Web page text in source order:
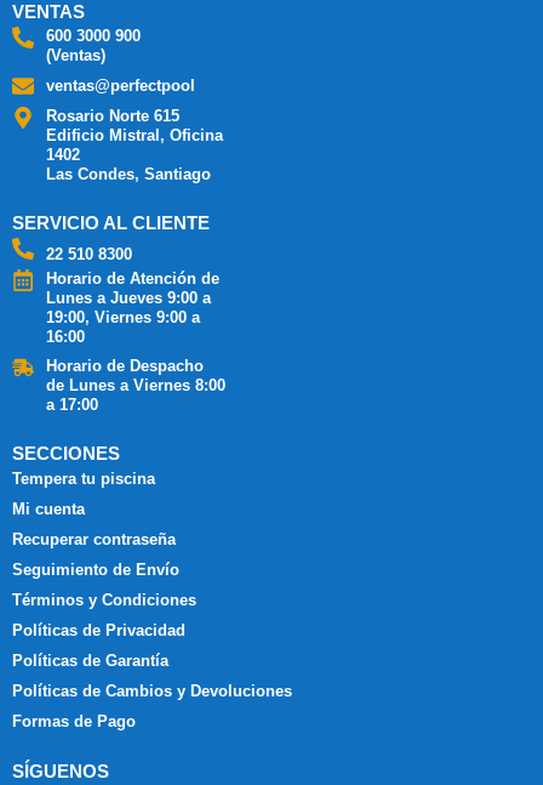
VENTAS
600 3000 900
(Ventas)
ventas@perfectpool
Rosario Norte 615
Edificio Mistral, Oficina
1402
Las Condes, Santiago
SERVICIO AL CLIENTE
22 510 8300
Horario de Atención de
Lunes a Jueves 9:00 a
19:00, Viernes 9:00 a
16:00
Horario de Despacho
de Lunes a Viernes 8:00
a 17:00
SECCIONES
Tempera tu piscina
Mi cuenta
Recuperar contraseña
Seguimiento de Envío
Términos y Condiciones
Políticas de Privacidad
Políticas de Garantía
Políticas de Cambios y Devoluciones
Formas de Pago
SÍGUENOS